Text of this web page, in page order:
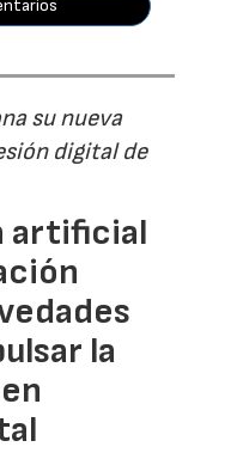
su nueva
digital de
artificial
la